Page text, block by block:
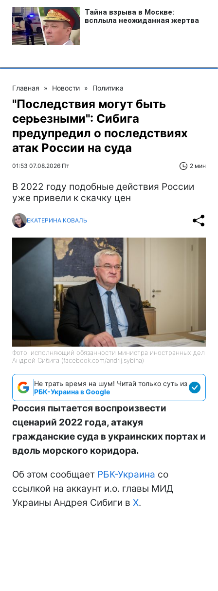
Главная » Новости » Политика
"Последствия могут быть
серьезными": Сибига
предупредил о последствиях
атак России на суда
01:53 07.08.2026 Пт 2 мин
В 2022 году подобные действия России
уже привели к скачку цен
ЕКАТЕРИНА КОВАЛЬ
Фото: исполняющий обязанности министра иностранных дел
Андрей Сибига (facebook.com/andrij.sybiha)
Не трать время на шум! Читай только суть из
РБК-Украина в Google
Россия пытается воспроизвести
сценарий 2022 года, атакуя
гражданские суда в украинских портах и
вдоль морского коридора.
Об этом сообщает РБК-Украина со
ссылкой на аккаунт и.о. главы МИД
Украины Андрея Сибиги в Х.